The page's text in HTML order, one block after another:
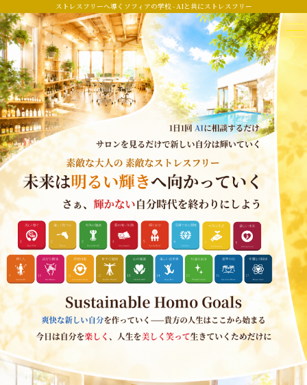
ストレスフリーへ導くソフィアの学校 - AIと共にストレスフリー